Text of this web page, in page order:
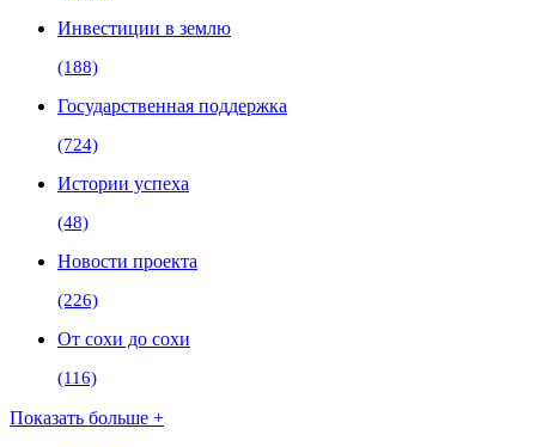
Инвестиции в землю
(188)
Государственная поддержка
(724)
Истории успеха
(48)
Новости проекта
(226)
От сохи до сохи
(116)
Показать больше +